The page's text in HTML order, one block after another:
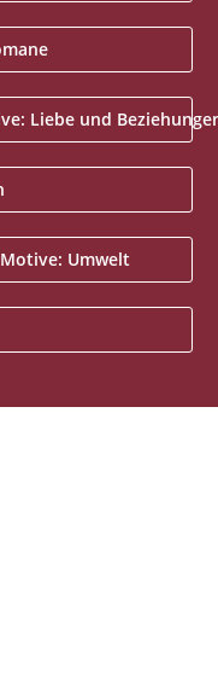
Liebe und
Umwelt